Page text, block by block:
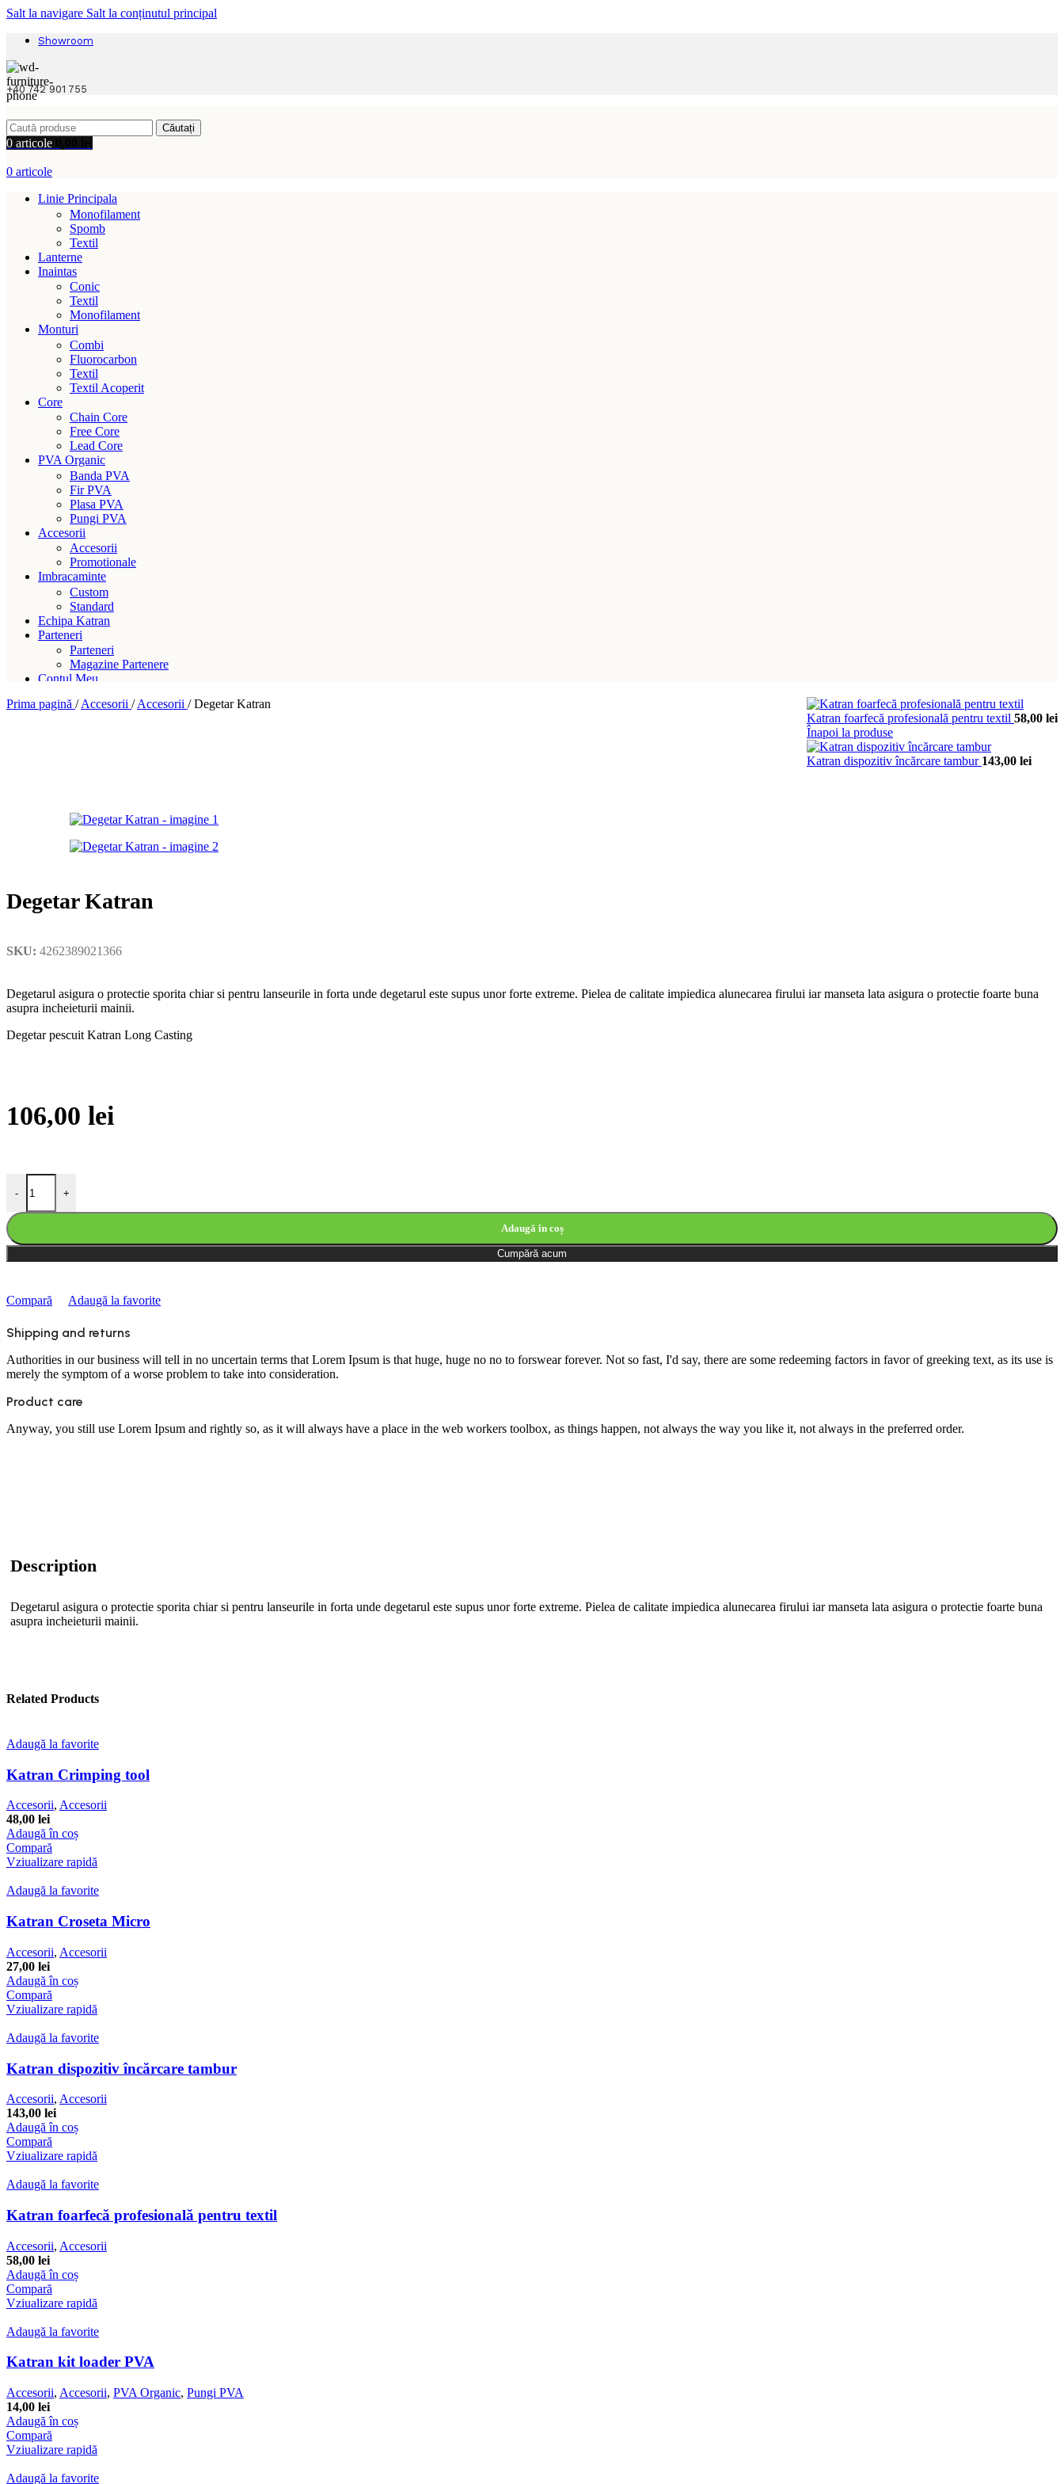
Salt la navigare Salt la conținutul principal
Showroom
+40 742 901 755
Căutați
0 articole
0 articole
Linie Principala
Monofilament
Spomb
Textil
Lanterne
Inaintas
Conic
Textil
Monofilament
Monturi
Combi
Fluorocarbon
Textil
Textil Acoperit
Core
Chain Core
Free Core
Lead Core
PVA Organic
Banda PVA
Fir PVA
Plasa PVA
Pungi PVA
Accesorii
Accesorii
Promotionale
Imbracaminte
Custom
Standard
Echipa Katran
Parteneri
Parteneri
Magazine Partenere
Contul Meu
Livrare gratuită peste 300 lei
Prima pagină / Accesorii / Accesorii / Degetar Katran
Katran foarfecă profesională pentru textil 58,00 lei
Înapoi la produse
Katran dispozitiv încărcare tambur 143,00 lei
Degetar Katran
SKU: 4262389021366
Degetarul asigura o protectie sporita chiar si pentru lanseurile in forta unde degetarul este supus unor forte extreme. Pielea de calitate impiedica alunecarea firului iar manseta lata asigura o protectie foarte buna
asupra incheieturii mainii.
Degetar pescuit Katran Long Casting
106,00 lei
- +
Adaugă în coș
Cumpără acum
Compară Adaugă la favorite
Shipping and returns
Authorities in our business will tell in no uncertain terms that Lorem Ipsum is that huge, huge no no to forswear forever. Not so fast, I'd say, there are some redeeming factors in favor of greeking text, as its use is
merely the symptom of a worse problem to take into consideration.
Product care
Anyway, you still use Lorem Ipsum and rightly so, as it will always have a place in the web workers toolbox, as things happen, not always the way you like it, not always in the preferred order.
Description
Degetarul asigura o protectie sporita chiar si pentru lanseurile in forta unde degetarul este supus unor forte extreme. Pielea de calitate impiedica alunecarea firului iar manseta lata asigura o protectie foarte buna
asupra incheieturii mainii.
Related Products
Adaugă la favorite
Katran Crimping tool
Accesorii, Accesorii
48,00 lei
Adaugă în coș
Compară
Vziualizare rapidă
Adaugă la favorite
Katran Croseta Micro
Accesorii, Accesorii
27,00 lei
Adaugă în coș
Compară
Vziualizare rapidă
Adaugă la favorite
Katran dispozitiv încărcare tambur
Accesorii, Accesorii
143,00 lei
Adaugă în coș
Compară
Vziualizare rapidă
Adaugă la favorite
Katran foarfecă profesională pentru textil
Accesorii, Accesorii
58,00 lei
Adaugă în coș
Compară
Vziualizare rapidă
Adaugă la favorite
Katran kit loader PVA
Accesorii, Accesorii, PVA Organic, Pungi PVA
14,00 lei
Adaugă în coș
Compară
Vziualizare rapidă
Adaugă la favorite